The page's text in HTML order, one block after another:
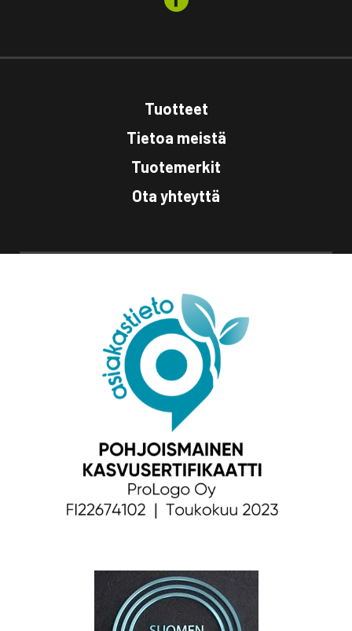
Tuotteet
Tietoa meistä
Tuotemerkit
Ota yhteyttä